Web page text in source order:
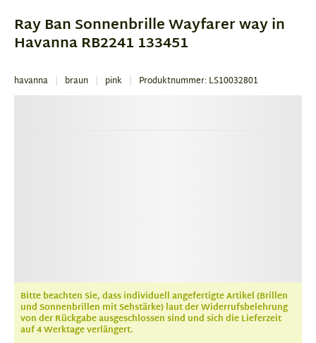
3
Ray Ban Sonnenbrille Wayfarer way in
Havanna RB2241 133451
havanna braun pink Produktnummer: LS10032801
Bitte beachten Sie, dass individuell angefertigte Artikel (Brillen
und Sonnenbrillen mit Sehstärke) laut der Widerrufsbelehrung
von der Rückgabe ausgeschlossen sind und sich die Lieferzeit
auf 4 Werktage verlängert.